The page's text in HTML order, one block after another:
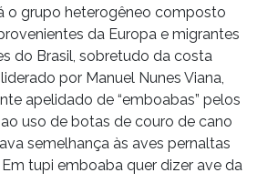
o grupo heterogêneo composto
da Europa e migrantes
do Brasil, sobretudo da costa
por Manuel Nunes Viana,
apelidado de “emboabas” pelos
uso de botas de couro de cano
semelhança às aves pernaltas
tupi emboaba quer dizer ave da